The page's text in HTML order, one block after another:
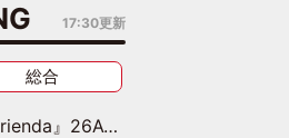
17:30更新
総合
LOOKモデルに就任